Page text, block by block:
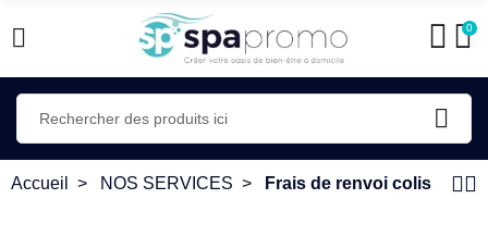
0
Accueil NOS SERVICES Frais de renvoi colis